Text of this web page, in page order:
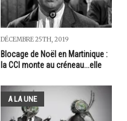
DÉCEMBRE 25TH, 2019
Blocage de Noël en Martinique :
la CCI monte au créneau...elle
A LA UNE